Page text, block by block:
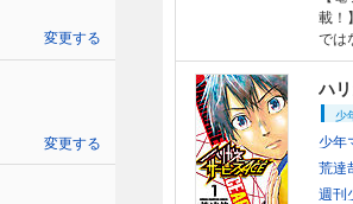
載！
では
同級
ハ
少
少年
荒達
週刊
変更する
変更する